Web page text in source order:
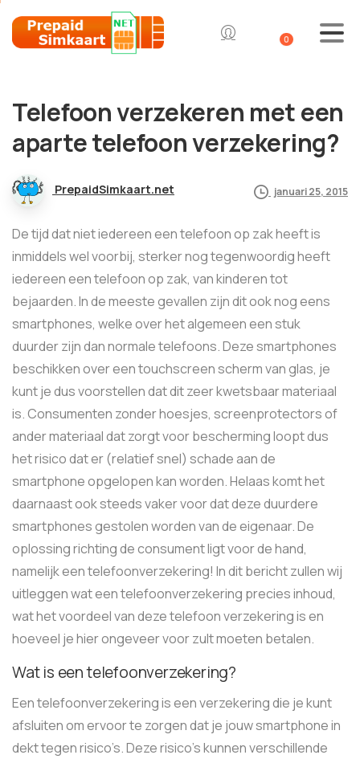
0
Telefoon verzekeren met een
aparte telefoon verzekering?
PrepaidSimkaart.net januari 25, 2015
De tijd dat niet iedereen een telefoon op zak heeft is
inmiddels wel voorbij, sterker nog tegenwoordig heeft
iedereen een telefoon op zak, van kinderen tot
bejaarden. In de meeste gevallen zijn dit ook nog eens
smartphones, welke over het algemeen een stuk
duurder zijn dan normale telefoons. Deze smartphones
beschikken over een touchscreen scherm van glas, je
kunt je dus voorstellen dat dit zeer kwetsbaar materiaal
is. Consumenten zonder hoesjes, screenprotectors of
ander materiaal dat zorgt voor bescherming loopt dus
het risico dat er (relatief snel) schade aan de
smartphone opgelopen kan worden. Helaas komt het
daarnaast ook steeds vaker voor dat deze duurdere
smartphones gestolen worden van de eigenaar. De
oplossing richting de consument ligt voor de hand,
namelijk een telefoonverzekering! In dit bericht zullen wij
uitleggen wat een telefoonverzekering precies inhoud,
wat het voordeel van deze telefoon verzekering is en
hoeveel je hier ongeveer voor zult moeten betalen.
Wat is een telefoonverzekering?
Een telefoonverzekering is een verzekering die je kunt
afsluiten om ervoor te zorgen dat je jouw smartphone in
dekt tegen risico’s. Deze risico’s kunnen verschillende